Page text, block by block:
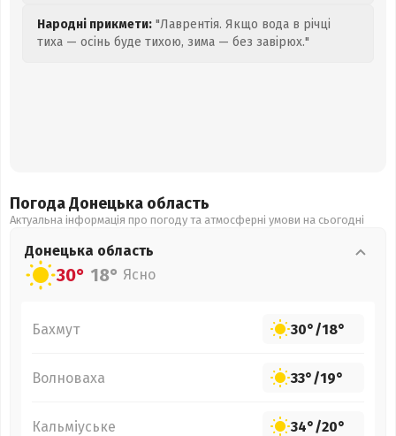
Народні прикмети: "Лаврентія. Якщо вода в річці
тиха — осінь буде тихою, зима — без завірюх."
Погода Донецька область
Актуальна інформація про погоду та атмосферні умови на сьогодні
Донецька область
30° 18° Ясно
Бахмут 30°/18°
Волноваха 33°/19°
Кальміуське 34°/20°